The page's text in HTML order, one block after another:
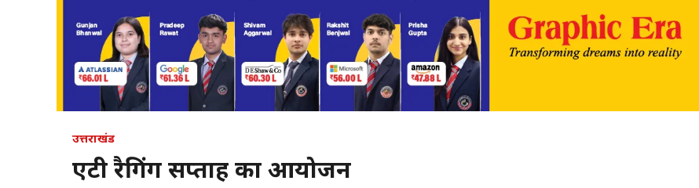
उत्तराखंड
एंटी रैगिंग सप्ताह का आयोजन